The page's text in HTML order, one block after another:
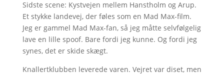
Sidste scene: Kystvejen mellem Hanstholm og Arup.
Et stykke landevej, der føles som en Mad Max-film.
Jeg er gammel Mad Max-fan, så jeg måtte selvfølgelig
lave en lille spoof. Bare fordi jeg kunne. Og fordi jeg
synes, det er skide skægt.
Knallertklubben leverede varen. Vejret var diset, men